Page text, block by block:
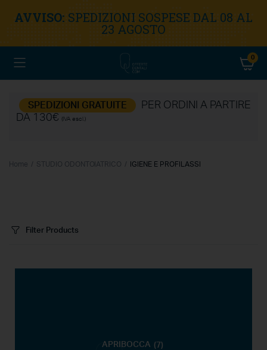
AVVISO: SPEDIZIONI SOSPESE DAL 08 AL
23 AGOSTO
0
SPEDIZIONI GRATUITE
PER ORDINI A PARTIRE
DA 130€
(IVA escl.)
Home STUDIO ODONTOIATRICO IGIENE E PROFILASSI
Filter Products
APRIBOCCA (7)